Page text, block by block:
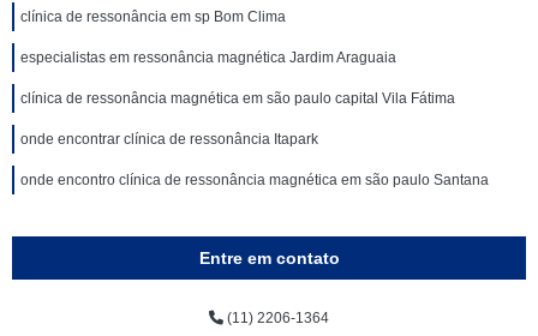
clínica de ressonância em sp Bom Clima
especialistas em ressonância magnética Jardim Araguaia
clínica de ressonância magnética em são paulo capital Vila Fátima
onde encontrar clínica de ressonância Itapark
onde encontro clínica de ressonância magnética em são paulo Santana
Entre em contato
(11) 2206-1364